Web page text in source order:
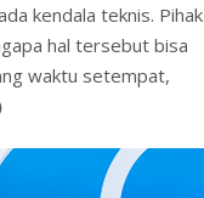
kendala teknis. Pihak
hal tersebut bisa
waktu setempat,